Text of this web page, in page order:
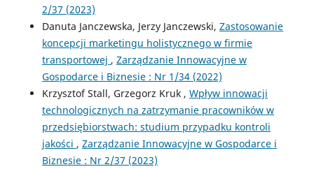
2/37 (2023)
Danuta Janczewska, Jerzy Janczewski, Zastosowanie
koncepcji marketingu holistycznego w firmie
transportowej , Zarządzanie Innowacyjne w
Gospodarce i Biznesie : Nr 1/34 (2022)
Krzysztof Stall, Grzegorz Kruk , Wpływ innowacji
technologicznych na zatrzymanie pracowników w
przedsiębiorstwach: studium przypadku kontroli
jakości , Zarządzanie Innowacyjne w Gospodarce i
Biznesie : Nr 2/37 (2023)